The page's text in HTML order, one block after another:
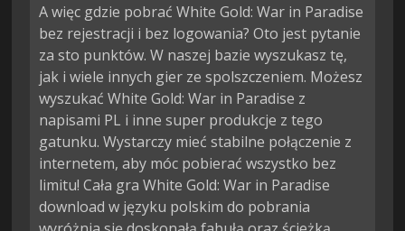
A więc gdzie pobrać White Gold: War in Paradise
bez rejestracji i bez logowania? Oto jest pytanie
za sto punktów. W naszej bazie wyszukasz tę,
jak i wiele innych gier ze spolszczeniem. Możesz
wyszukać White Gold: War in Paradise z
napisami PL i inne super produkcje z tego
gatunku. Wystarczy mieć stabilne połączenie z
internetem, aby móc pobierać wszystko bez
limitu! Cała gra White Gold: War in Paradise
download w języku polskim do pobrania